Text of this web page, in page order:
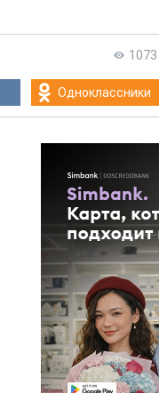
1073
Одноклассники